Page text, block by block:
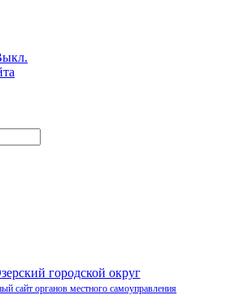
городской округ
сайт органов местного самоуправления